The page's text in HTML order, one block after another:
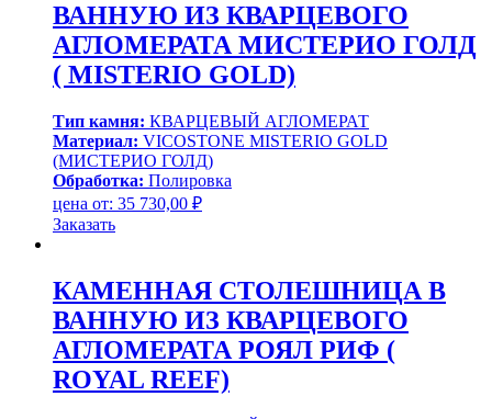
ВАННУЮ ИЗ КВАРЦЕВОГО
АГЛОМЕРАТА МИСТЕРИО ГОЛД
( MISTERIO GOLD)
Тип камня: КВАРЦЕВЫЙ АГЛОМЕРАТ
Материал: VICOSTONE MISTERIO GOLD
(МИСТЕРИО ГОЛД)
Обработка: Полировка
цена от: 35 730,00 ₽
Заказать
КАМЕННАЯ СТОЛЕШНИЦА В
ВАННУЮ ИЗ КВАРЦЕВОГО
АГЛОМЕРАТА РОЯЛ РИФ (
ROYAL REEF)